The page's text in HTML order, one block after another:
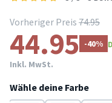
Vorheriger Preis 74.95
44.95 -40%
Inkl. MwSt.
Wähle deine Farbe